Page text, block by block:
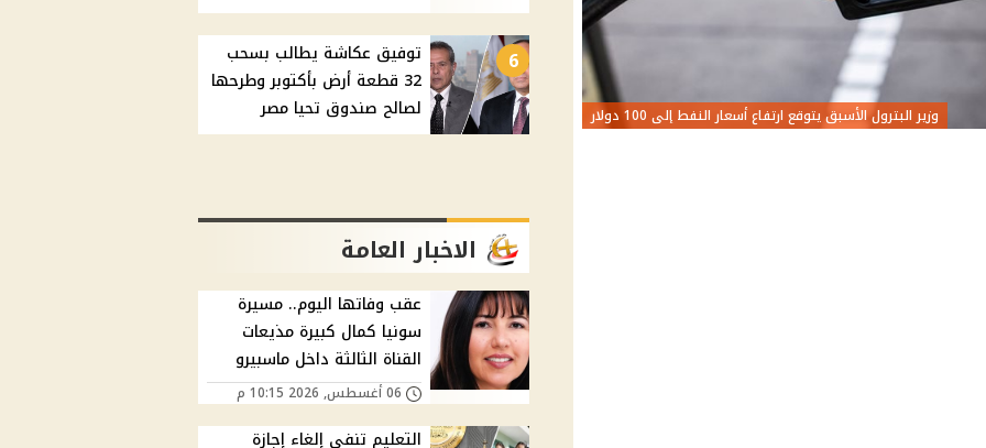
وزير البترول الأسبق يتوقع ارتفاع أسعار النفط إلى 100 دولار
6
توفيق عكاشة يطالب بسحب
32 قطعة أرض بأكتوبر وطرحها
لصالح صندوق تحيا مصر
الاخبار العامة
عقب وفاتها اليوم.. مسيرة
سونيا كمال كبيرة مذيعات
القناة الثالثة داخل ماسبيرو
06 أغسطس, 2026 10:15 م
التعليم تنفي إلغاء إجازة